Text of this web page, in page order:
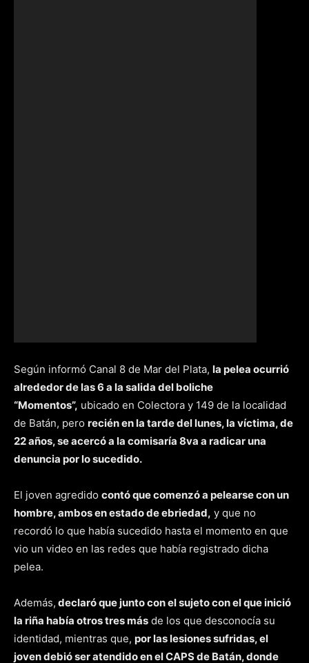
Según informó Canal 8 de Mar del Plata, la pelea ocurrió
alrededor de las 6 a la salida del boliche
“Momentos”, ubicado en Colectora y 149 de la localidad
de Batán, pero recién en la tarde del lunes, la víctima, de
22 años, se acercó a la comisaría 8va a radicar una
denuncia por lo sucedido.
El joven agredido contó que comenzó a pelearse con un
hombre, ambos en estado de ebriedad, y que no
recordó lo que había sucedido hasta el momento en que
vio un video en las redes que había registrado dicha
pelea.
Además, declaró que junto con el sujeto con el que inició
la riña había otros tres más de los que desconocía su
identidad, mientras que, por las lesiones sufridas, el
joven debió ser atendido en el CAPS de Batán, donde